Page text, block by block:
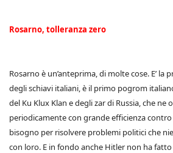
Rosarno, tolleranza zero
Rosarno è un’anteprima, di molte cose. E’ la
degli schiavi italiani, è il primo pogrom
del Ku Klux Klan e degli zar di Russia, che ne
periodicamente con grande efficienza contro
bisogno per risolvere problemi politici che
con loro. E in fondo anche Hitler non ha